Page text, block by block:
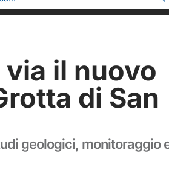
il nuovo
di San
geologici, monitoraggio